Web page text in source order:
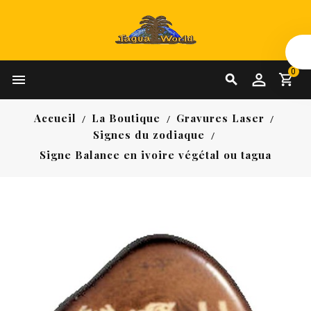

 0
Accueil La Boutique
Gravures Laser
Signes du zodiaque
Signe Balance en ivoire végétal ou tagua